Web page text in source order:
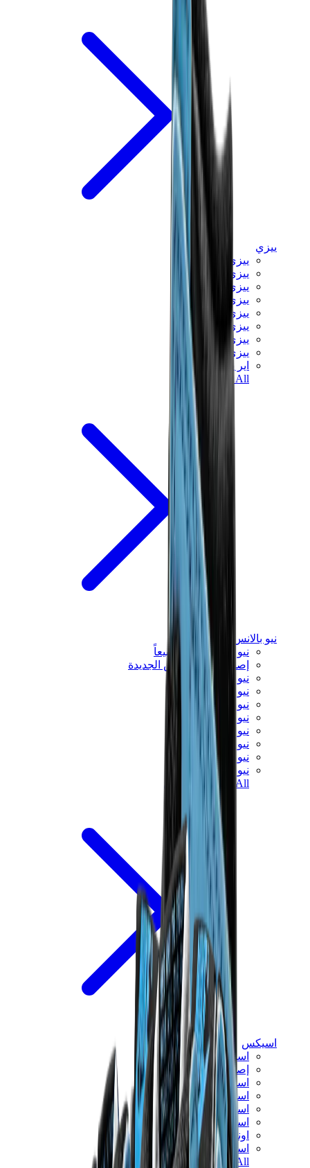
ييزي
ييزي سلايدز
ييزي 350 V2
ييزي فوم رانر
ييزي 380
ييزي 450
ييزي 500
ييزي 700
ييزي V3
اير ييزي
View All
ييزي
نيو بالانس
نيو بالانس الأكثر مبيعاً
إصدارات نيو بالانس الجديدة
نيو بالانس 550
نيو بالانس 2002R
نيو بالانس 9060
نيو بالانس 1906D
نيو بالانس 530
نيو بالانس 990
نيو بالانس 650R
نيو بالانس 993
View All
نيو بالانس
اسيكس
اسيكس الأكثر مبيعاً
إصدارات اسيكس الجديدة
اسيكس جل-كايانو
اسيكس جل-NYC
اسيكس GT-2160
اسيكس جل-1130
اونيتسوكا تايغر مكسيكو 66
اسيكس جل-نيمبوس
View All
اسيكس